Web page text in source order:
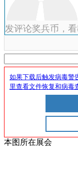
发评论奖兵币，
如果下载后触发病毒警
里查看文件恢复和病毒
本图所在展会